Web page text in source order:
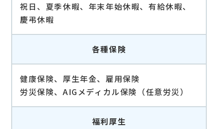
祝日、夏季休暇、年末年始休暇、有給休暇、
慶弔休暇
各種保険
健康保険、厚生年金、雇用保険
労災保険、AIGメディカル保険（任意労災）
福利厚生